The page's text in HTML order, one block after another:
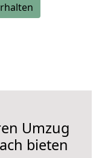
Umzug
bieten